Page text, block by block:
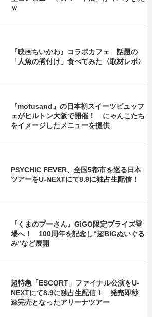
ｗ
『映画ちいかわ』コラボカフェ 話題の
「人魚の煮付け」食べてみた〈取材レポ〉
『mofusand』の日本初スイーツビュッフ
ェがヒルトン大阪で開催！ にゃんこたち
をイメージしたメニューを提供
PSYCHIC FEVER、全国5都市を巡る日本
ツアーをU‐NEXTにて8.9に独占生配信！
『くまのプーさん』GiGO限定プライズ登
場へ！ 100周年を記念し“超BIGぬいぐる
み”など展開
超特急「ESCORT」ファイナル公演をU-
NEXTにて8.9に独占生配信！ 発売即秒
速完売となったアリーナツアー